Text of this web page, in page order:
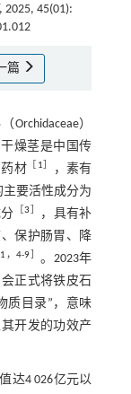
2025, 45(01):
篇
Orchidaceae）
燥茎是中国传
材
1
，素有
要活性成分为
［3
，具有补
保护肠胃、降
1 ，4-9
。2023年
正式将铁皮石
质目录”，意味
开发的功效产
达4 026亿元以